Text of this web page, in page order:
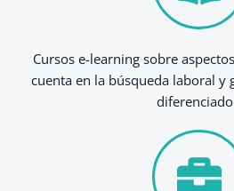
Cursos e-learning sobre
cuenta en la búsqueda laboral y